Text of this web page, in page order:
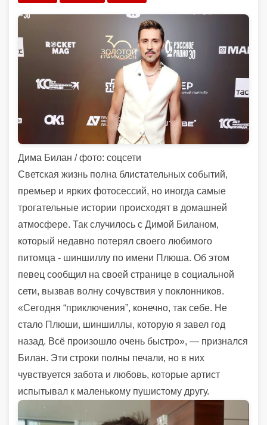
Дима Билан / фото: соцсети
Светская жизнь полна блистательных событий,
премьер и ярких фотосессий, но иногда самые
трогательные истории происходят в домашней
атмосфере. Так случилось с Димой Биланом,
который недавно потерял своего любимого
питомца - шиншиллу по имени Плюша. Об этом
певец сообщил на своей странице в социальной
сети, вызвав волну сочувствия у поклонников.
«Сегодня “приключения”, конечно, так себе. Не
стало Плюши, шиншиллы, которую я завел год
назад. Всё произошло очень быстро», — признался
Билан. Эти строки полны печали, но в них
чувствуется забота и любовь, которые артист
испытывал к маленькому пушистому другу.